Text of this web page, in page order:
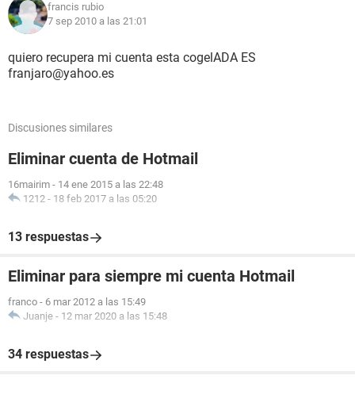
francis rubio
7 sep 2010 a las 21:01
quiero recupera mi cuenta esta cogelADA ES
franjaro@yahoo.es
Discusiones similares
Eliminar cuenta de Hotmail
16mairim - 14 ene 2015 a las 22:48
1212 - 18 feb 2017 a las 05:20
13 respuestas
Eliminar para siempre mi cuenta Hotmail
franco - 6 mar 2012 a las 15:49
Juanje - 12 mar 2020 a las 15:48
34 respuestas